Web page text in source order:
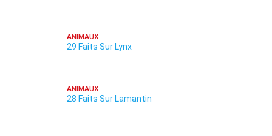
ANIMAUX
29 Faits Sur Lynx
ANIMAUX
28 Faits Sur Lamantin